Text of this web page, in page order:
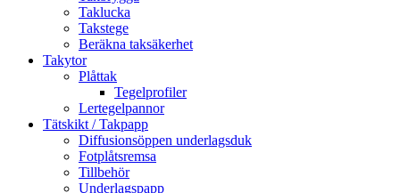
Taklucka
Takstege
Beräkna taksäkerhet
Takytor
Plåttak
Tegelprofiler
Lertegelpannor
Tätskikt / Takpapp
Diffusionsöppen underlagsduk
Fotplåtsremsa
Tillbehör
Underlagspapp